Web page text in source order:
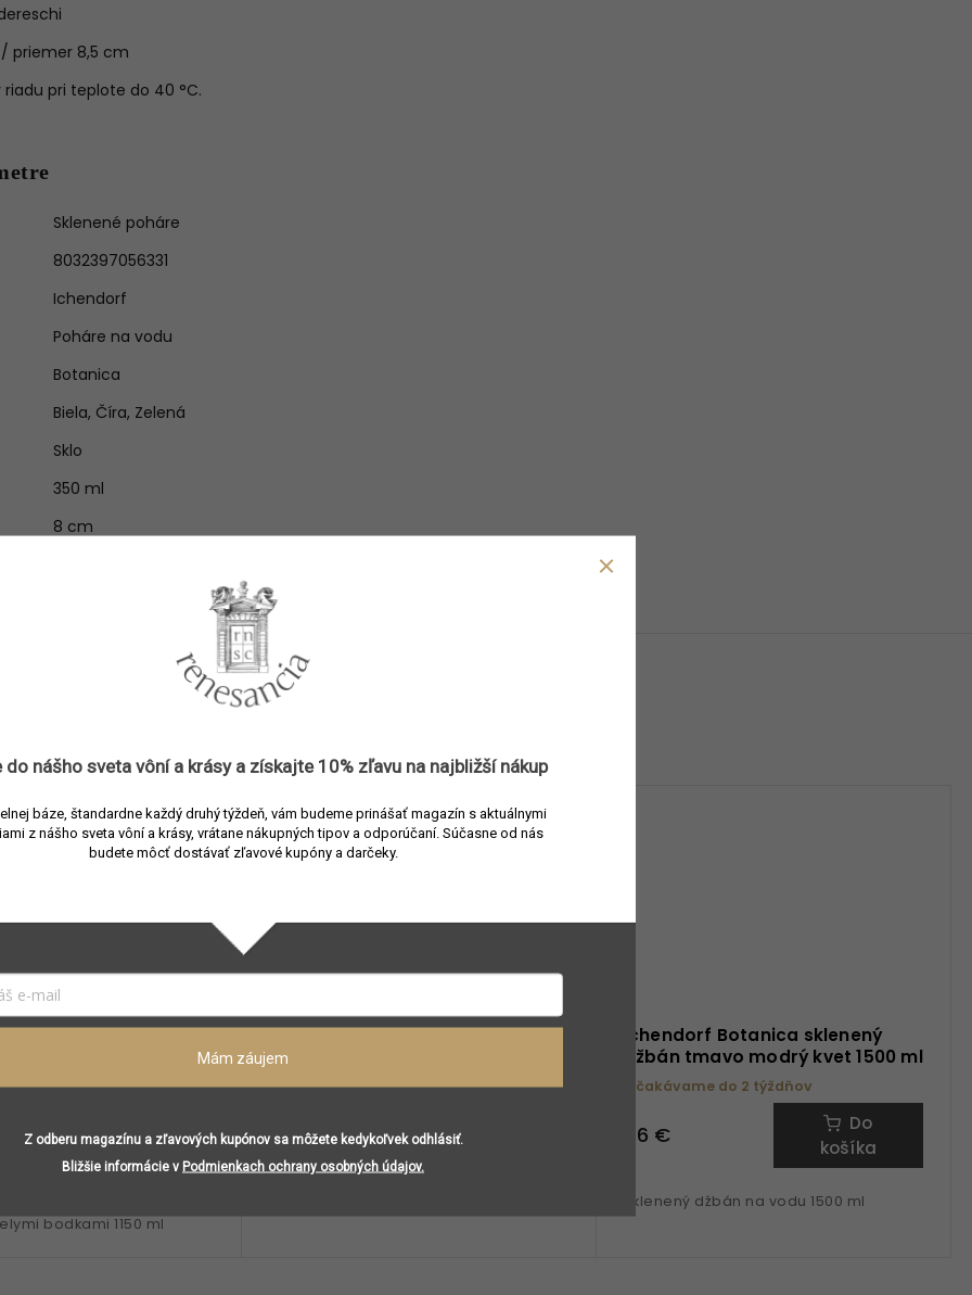
priemer 8,5 cm
pri teplote do 40 °C.
Sklenené poháre
8032397056331
Ichendorf
Poháre na vodu
Botanica
Biela, Číra, Zelená
Sklo
350 ml
8 cm
Súvisiaci tovar
Desert Plants
košíka
bodkami 1150 ml
Ichendorf Animal Farm sklenená
fľaša s vtáčikom 1150 ml
Skladom v predajni
46 €
Ichendorf Botanica sklenený
džbán tmavo modrý kvet 1500 ml
Očakávame do 2 týždňov
46 €
Do
košíka
Sklenený džbán na vodu 1500 ml
do nášho sveta vôní a krásy a získajte 10% zľavu na najbližší nákup
báze, štandardne každý druhý týždeň, vám budeme prinášať magazín s aktuálnymi
z nášho sveta vôní a krásy, vrátane nákupných tipov a odporúčaní. Súčasne od nás
budete môcť dostávať zľavové kupóny a darčeky.
Mám záujem
Z odberu magazínu a zľavových kupónov sa môžete kedykoľvek odhlásiť.
Bližšie informácie v Podmienkach ochrany osobných údajov.